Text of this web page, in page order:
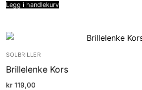
Legg i handlekurv
SOLBRILLER
Brillelenke Kors
kr 119,00